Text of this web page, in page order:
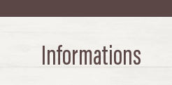
Informations